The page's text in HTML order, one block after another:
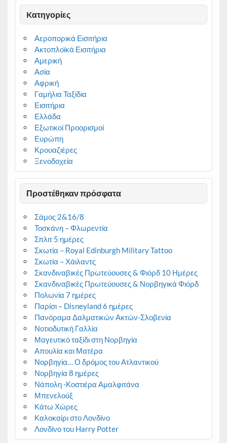
Kατηγορίες
Αεροπορικά Εισιτήρια
Ακτοπλοϊκά Εισιτήρια
Αμερική
Ασία
Αφρική
Γαμήλια Ταξίδια
Εισιτήρια
Ελλάδα
Εξωτικοί Προορισμοί
Ευρώπη
Κρουαζιέρες
Ξενοδοχεία
Προστέθηκαν πρόσφατα
Σάμος 2&16/8
Τοσκάνη – Φλωρεντία
Σπλιτ 5 ημέρες
Σκωτία – Royal Edinburgh Military Tattoo
Σκωτία – Χάιλαντς
Σκανδιναβικές Πρωτεύουσες & Φιόρδ 10 Ημέρες
Σκανδιναβικές Πρωτεύουσες & Νορβηγικά Φιόρδ
Πολωνία 7 ημέρες
Παρίσι – Disneyland 6 ημέρες
Πανόραμα Δαλματικών Ακτών-Σλοβενία
Νοτιοδυτική Γαλλία
Μαγευτικό ταξίδι στη Νορβηγία
Απουλία και Ματέρα
Νορβηγία… Ο δρόμος του Ατλαντικού
Νορβηγία 8 ημέρες
Νάπολη -Κοστιέρα Αμαλφιτάνα
Μπενελούξ
Κάτω Χώρες
Καλοκαίρι στο Λονδίνο
Λονδίνο του Harry Potter